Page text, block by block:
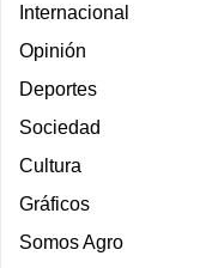
Internacional
Opinión
Deportes
Sociedad
Cultura
Gráficos
Somos Agro